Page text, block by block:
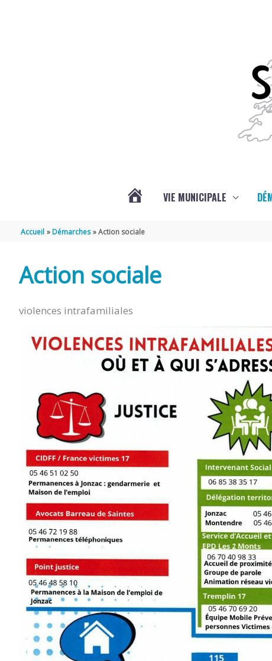
VIE MUNICIPALE
Accueil Démarches Action sociale
Action sociale
violences intrafamiliales